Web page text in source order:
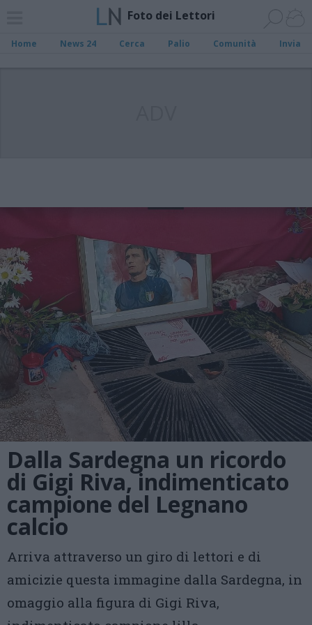
Foto dei Lettori
Home News 24 Cerca Palio Comunità Invia
Dalla Sardegna un ricordo
di Gigi Riva, indimenticato
campione del Legnano
calcio
Arriva attraverso un giro di lettori e di
amicizie questa immagine dalla Sardegna, in
omaggio alla figura di Gigi Riva,